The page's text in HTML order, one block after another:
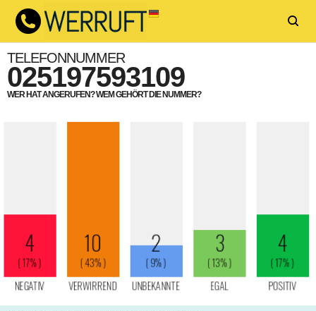
TELEFONNUMMER
025197593109
WER HAT ANGERUFEN? WEM GEHÖRT DIE NUMMER?